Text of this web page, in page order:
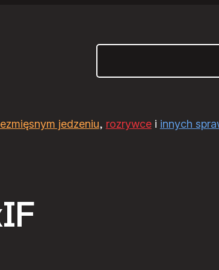
jedzeniu, rozrywcei innych